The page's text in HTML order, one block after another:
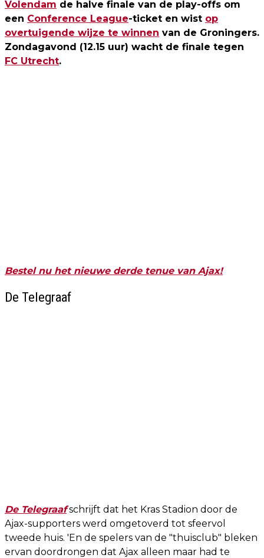
Volendam de halve finale van de play-offs om
een Conference League-ticket en wist op
overtuigende wijze te winnen van de Groningers.
Zondagavond (12.15 uur) wacht de finale tegen
FC Utrecht.
Bestel nu het nieuwe derde tenue van Ajax!
De Telegraaf
De Telegraafschrijft dat het Kras Stadion door de
Ajax-supporters werd omgetoverd tot sfeervol
tweede huis. 'En de spelers van de "thuisclub" bleken
ervan doordrongen dat Ajax alleen maar had te